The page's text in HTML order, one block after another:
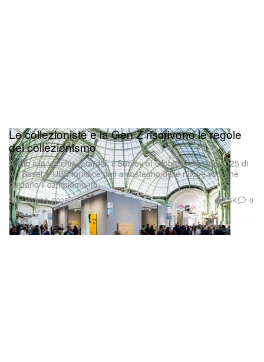
Arte
Le collezioniste e la Gen Z riscrivono le regole
del collezionismo
Addio alla vecchia guardia: il Survey of Global Collecting 2025 di
Art Basel & UBS fornisce dati a sostegno delle nuove voci che
guidano il cambiamento.
Oct 30, 2025 1.5K 0